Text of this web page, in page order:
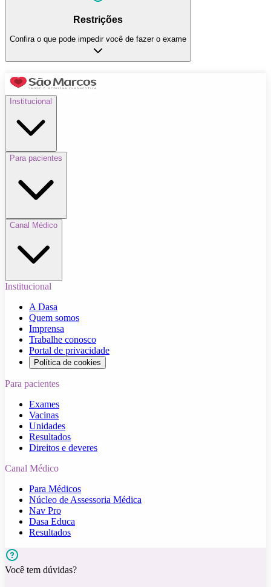
Restrições
Confira o que pode impedir você de fazer o exame
Institucional
Para pacientes
Canal Médico
Institucional
A Dasa
Quem somos
Imprensa
Trabalhe conosco
Portal de privacidade
Política de cookies
Para pacientes
Exames
Vacinas
Unidades
Resultados
Direitos e deveres
Canal Médico
Para Médicos
Núcleo de Assessoria Médica
Nav Pro
Dasa Educa
Resultados
Você tem dúvidas?